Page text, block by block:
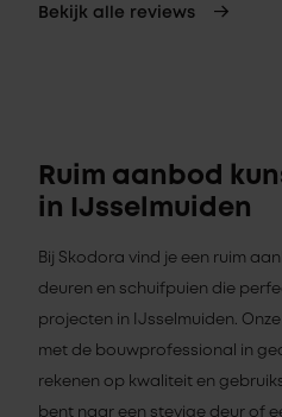
Bekijk alle reviews
Ruim aanbod
in IJsselmuiden
Bij Skodora vind je een ruim
deuren en schuifpuien die
projecten in IJsselmuiden.
met de bouwprofessional in
rekenen op kwaliteit en
bent naar een stevige deur of